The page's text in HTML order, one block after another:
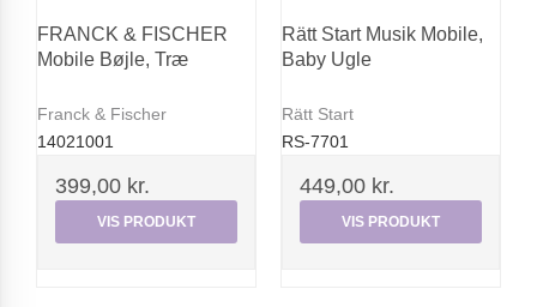
FRANCK & FISCHER
Mobile Bøjle, Træ
Franck & Fischer
14021001
399,00 kr.
VIS PRODUKT
Rätt Start Musik Mobile,
Baby Ugle
Rätt Start
RS-7701
449,00 kr.
VIS PRODUKT